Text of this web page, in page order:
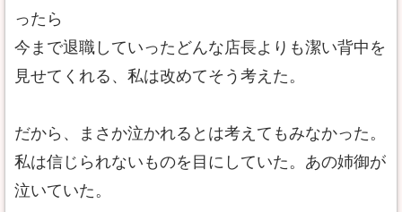
ったら
今まで退職していったどんな店長よりも潔い背中を
見せてくれる、私は改めてそう考えた。
だから、まさか泣かれるとは考えてもみなかった。
私は信じられないものを目にしていた。あの姉御が
泣いていた。